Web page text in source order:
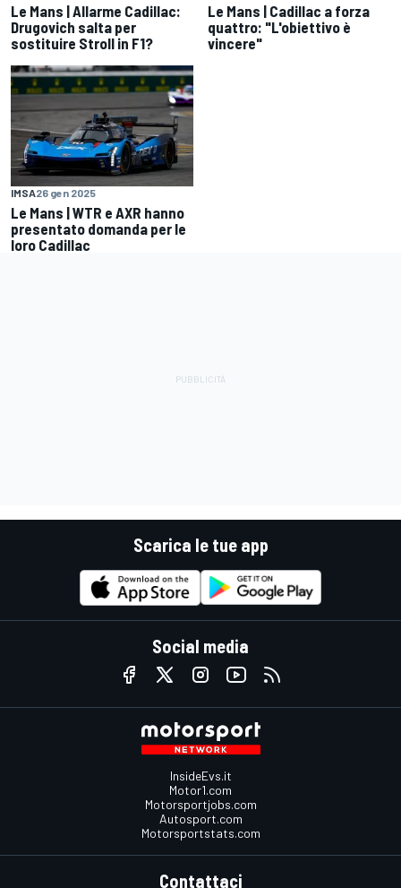
Le Mans | Allarme Cadillac:
Drugovich salta per
sostituire Stroll in F1?
Le Mans | Cadillac a forza
quattro: "L'obiettivo è
vincere"
IMSA26 gen 2025
Le Mans | WTR e AXR hanno
presentato domanda per le
loro Cadillac
Scarica le tue app
Social media
InsideEvs.it
Motor1.com
Motorsportjobs.com
Autosport.com
Motorsportstats.com
Contattaci